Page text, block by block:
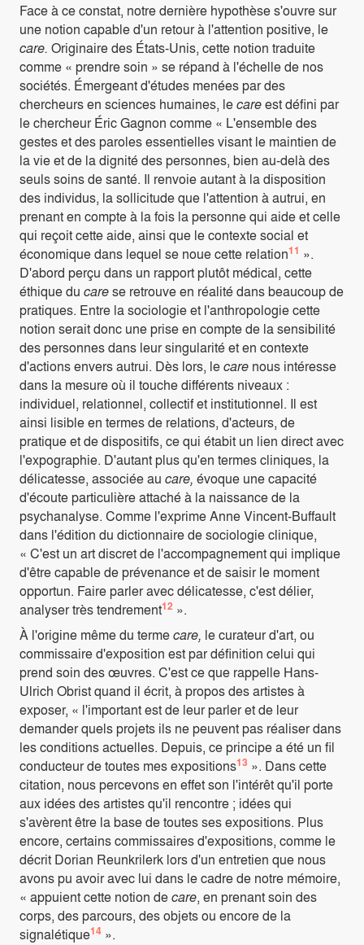
Face à ce constat, notre dernière hypothèse s'ouvre sur
une notion capable d'un retour à l'attention positive, le
care. Originaire des États-Unis, cette notion traduite
comme « prendre soin » se répand à l'échelle de nos
sociétés. Émergeant d'études menées par des
chercheurs en sciences humaines, lecareest défini par
le chercheur Éric Gagnon comme « L'ensemble des
gestes et des paroles essentielles visant le maintien de
la vie et de la dignité des personnes, bien au-delà des
seuls soins de santé. Il renvoie autant à la disposition
des individus, la sollicitude que l'attention à autrui, en
prenant en compte à la fois la personne qui aide et celle
qui reçoit cette aide, ainsi que le contexte social et
économique dans lequel se noue cette relation11 ».
D'abord perçu dans un rapport plutôt médical, cette
éthique du carese retrouve en réalité dans beaucoup de
pratiques. Entre la sociologie et l'anthropologie cette
notion serait donc une prise en compte de la sensibilité
des personnes dans leur singularité et en contexte
d'actions envers autrui. Dès lors, lecare nous intéresse
dans la mesure où il touche différents niveaux :
individuel, relationnel, collectif et institutionnel. Il est
ainsi lisible en termes de relations, d'acteurs, de
pratique et de dispositifs, ce qui étabit un lien direct avec
l'expographie. D'autant plus qu'en termes cliniques, la
délicatesse, associée au care, évoque une capacité
d'écoute particulière attaché à la naissance de la
psychanalyse. Comme l'exprime Anne Vincent-Buffault
dans l'édition du dictionnaire de sociologie clinique,
« C'est un art discret de l'accompagnement qui implique
d'être capable de prévenance et de saisir le moment
opportun. Faire parler avec délicatesse, c'est délier,
analyser très tendrement12 ».
À l'origine même du termecare, le curateur d'art, ou
commissaire d'exposition est par définition celui qui
prend soin des œuvres. C'est ce que rappelle Hans-
Ulrich Obrist quand il écrit, à propos des artistes à
exposer, « l'important est de leur parler et de leur
demander quels projets ils ne peuvent pas réaliser dans
les conditions actuelles. Depuis, ce principe a été un fil
conducteur de toutes mes expositions13 ». Dans cette
citation, nous percevons en effet son l'intérêt qu'il porte
aux idées des artistes qu'il rencontre ; idées qui
s'avèrent être la base de toutes ses expositions. Plus
encore, certains commissaires d'expositions, comme le
décrit Dorian Reunkrilerk lors d'un entretien que nous
avons pu avoir avec lui dans le cadre de notre mémoire,
« appuient cette notion decare, en prenant soin des
corps, des parcours, des objets ou encore de la
signalétique14 ».